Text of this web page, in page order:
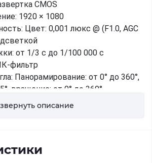
CMOS
1920 × 1080
Цвет: 0,001 люкс @ (F1.0, AGC
от 1/3 с до 1/100 000 с
фильтр
Панорамирование: от 0° до 360°,
вращение: от 0° до 360°
поле зрения 106°,
описание